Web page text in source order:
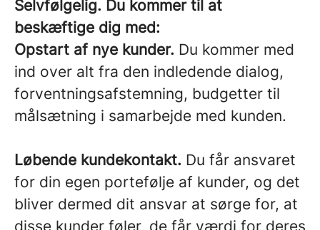
Selvfølgelig. Du kommer til at
beskæftige dig med:
Opstart af nye kunder. Du kommer med
ind over alt fra den indledende dialog,
forventningsafstemning, budgetter til
målsætning i samarbejde med kunden.
Løbende kundekontakt. Du får ansvaret
for din egen portefølje af kunder, og det
bliver dermed dit ansvar at sørge for, at
disse kunder føler, de får værdi for deres